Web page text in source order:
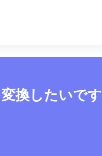
換したいです